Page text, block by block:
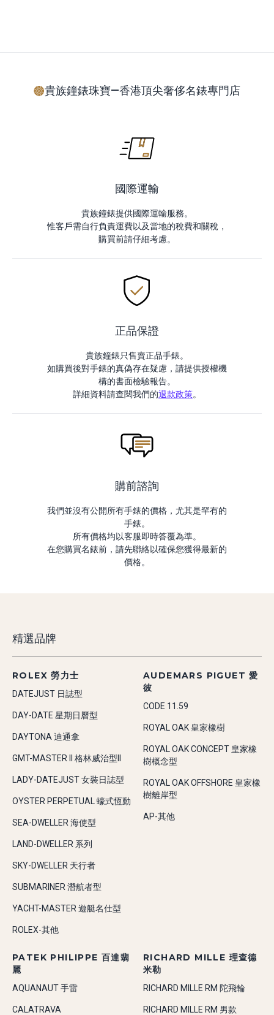
貴族鐘錶珠寶—香港頂尖奢侈名錶專門店
國際運輸
貴族鐘錶提供國際運輸服務。
惟客戶需自行負責運費以及當地的稅費和關稅，
購買前請仔細考慮。
正品保證
貴族鐘錶只售賣正品手錶。
如購買後對手錶的真偽存在疑慮，請提供授權機
構的書面檢驗報告。
詳細資料請查閱我們的退款政策。
購前諮詢
我們並沒有公開所有手錶的價格，尤其是罕有的
手錶。
所有價格均以客服即時答覆為準。
在您購買名錶前，請先聯絡以確保您獲得最新的
價格。
精選品牌
ROLEX 勞力士
DATEJUST 日誌型
DAY-DATE 星期日曆型
DAYTONA 迪通拿
GMT-MASTER II 格林威治型II
LADY-DATEJUST 女裝日誌型
OYSTER PERPETUAL 蠔式恆動
SEA-DWELLER 海使型
LAND-DWELLER 系列
SKY-DWELLER 天行者
SUBMARINER 潛航者型
YACHT-MASTER 遊艇名仕型
ROLEX-其他
AUDEMARS PIGUET 愛
彼
CODE 11.59
ROYAL OAK 皇家橡樹
ROYAL OAK CONCEPT 皇家橡
樹概念型
ROYAL OAK OFFSHORE 皇家橡
樹離岸型
AP-其他
PATEK PHILIPPE 百達翡
麗
AQUANAUT 手雷
CALATRAVA
RICHARD MILLE 理查德
米勒
RICHARD MILLE RM 陀飛輪
RICHARD MILLE RM 男款